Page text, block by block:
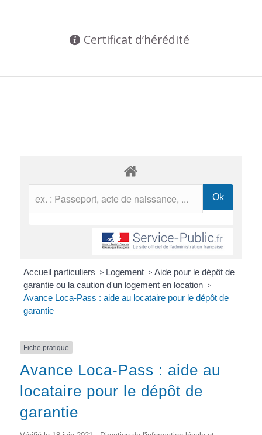
Certificat d’hérédité
Accueil particuliers > Logement > Aide pour le dépôt de
garantie ou la caution d'un logement en location >
Avance Loca-Pass : aide au locataire pour le dépôt de
garantie
Fiche pratique
Avance Loca-Pass : aide au
locataire pour le dépôt de
garantie